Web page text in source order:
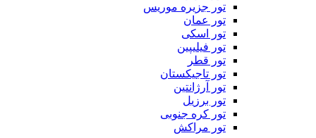
تور جزیره موریس
تور عمان
تور اسکی
تور فیلیپین
تور قطر
تور تاجیکستان
تور آرژانتین
تور برزیل
تور کره جنوبی
تور مراکش